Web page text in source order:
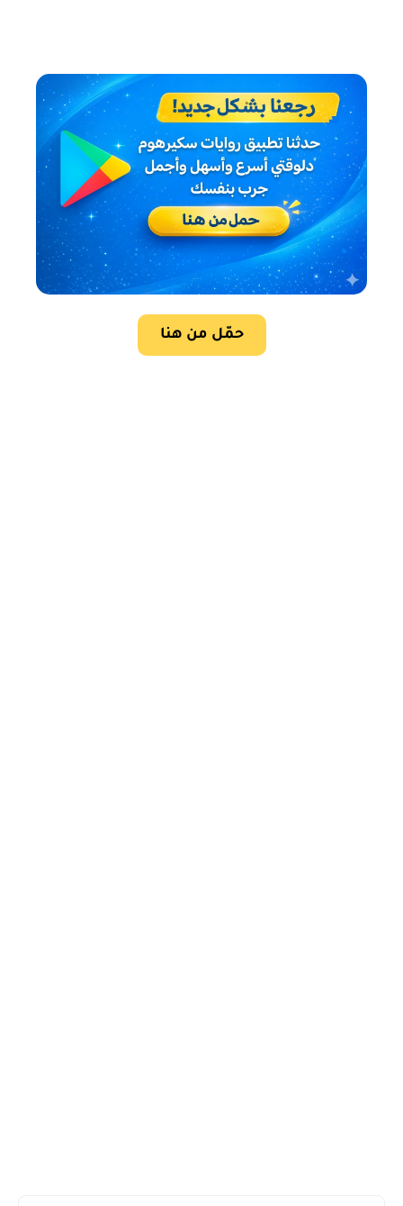
حمّل من هنا